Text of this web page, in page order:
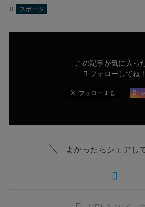
スポーツ
この記事が気に入っ
フォローしてね！
よかったらシェアし